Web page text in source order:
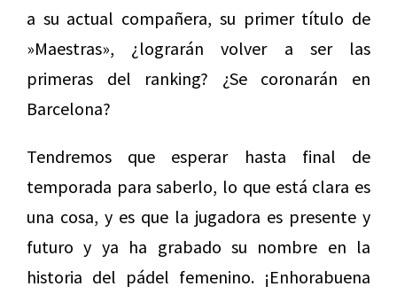
a su actual compañera, su primer título de
»Maestras», ¿lograrán volver a ser las
primeras del ranking? ¿Se coronarán en
Barcelona?
Tendremos que esperar hasta final de
temporada para saberlo, lo que está clara es
una cosa, y es que la jugadora es presente y
futuro y ya ha grabado su nombre en la
historia del pádel femenino. ¡Enhorabuena